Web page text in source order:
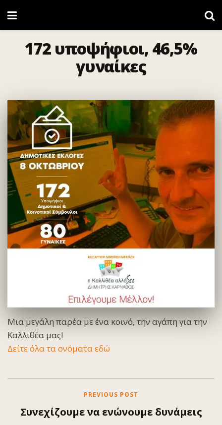
172 υποψήφιοι, 46,5%
γυναίκες
Μια μεγάλη παρέα με ένα κοινό, την αγάπη για την
Καλλιθέα μας!
Δείτε όλα τα ονόματα εδώ
PREVIOUS POST
Συνεχίζουμε να ενώνουμε δυνάμεις